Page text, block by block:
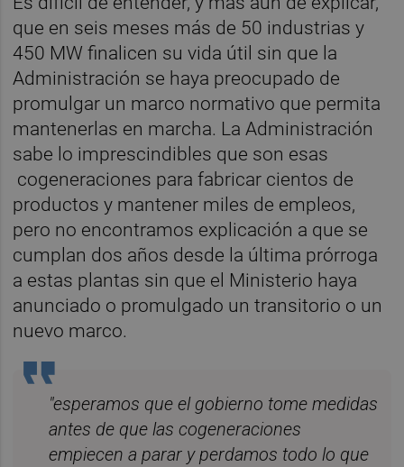
que en seis meses más de 50 industrias y
450 MW finalicen su vida útil sin que la
Administración se haya preocupado de
promulgar un marco normativo que permita
mantenerlas en marcha. La Administración
sabe lo imprescindibles que son esas
cogeneraciones para fabricar cientos de
productos y mantener miles de empleos,
pero no encontramos explicación a que se
cumplan dos años desde la última prórroga
a estas plantas sin que el Ministerio haya
anunciado o promulgado un transitorio o un
nuevo marco.
"esperamos que el gobierno tome medidas
antes de que las cogeneraciones
empiecen a parar y perdamos todo lo que